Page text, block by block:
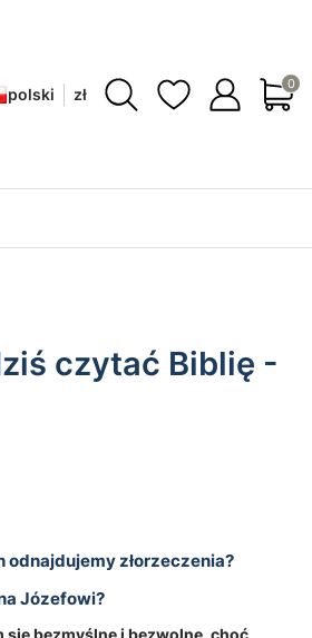
polski zł
czytać Biblię -
złorzeczenia?
Józefowi?